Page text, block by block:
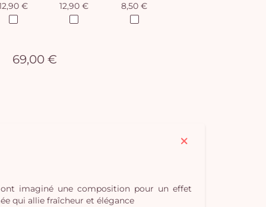
69,00 €
€ 12,90 € 8,50 €
imaginé une composition pour un effet
qui allie fraîcheur et élégance